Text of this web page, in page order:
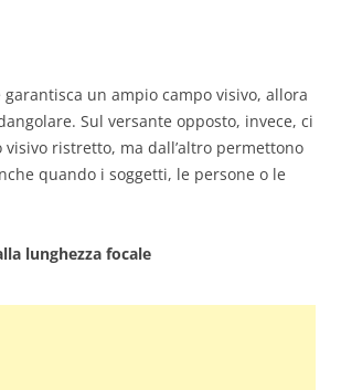
un ampio campo visivo, allora
Sul versante opposto, invece, ci
ristretto, ma dall’altro permettono
quando i soggetti, le persone o le
lunghezza focale